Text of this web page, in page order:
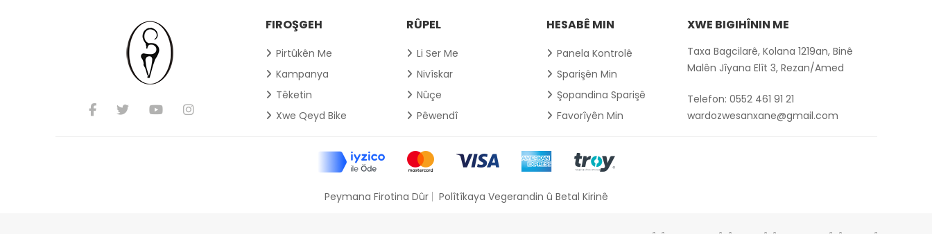
FIROŞGEH
Pirtûkên Me
Kampanya
Têketin
Xwe Qeyd Bike
RÛPEL
Li Ser Me
Nivîskar
Nûçe
Pêwendî
HESABÊ MIN
Panela Kontrolê
Sparişên Min
Şopandina Sparişê
Favorîyên Min
XWE BIGIHÎNIN ME
Taxa Bagcilarê, Kolana 1219an, Binê
Malên Jîyana Elît 3, Rezan/Amed
Telefon: 0552 461 91 21
wardozwesanxane@gmail.com
Peymana Firotina Dûr Polîtîkaya Vegerandin û Betal Kirinê